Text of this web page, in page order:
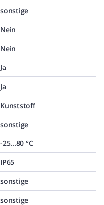
sonstige
Nein
Nein
Ja
Ja
Kunststoff
sonstige
-25...80 °C
IP65
sonstige
sonstige